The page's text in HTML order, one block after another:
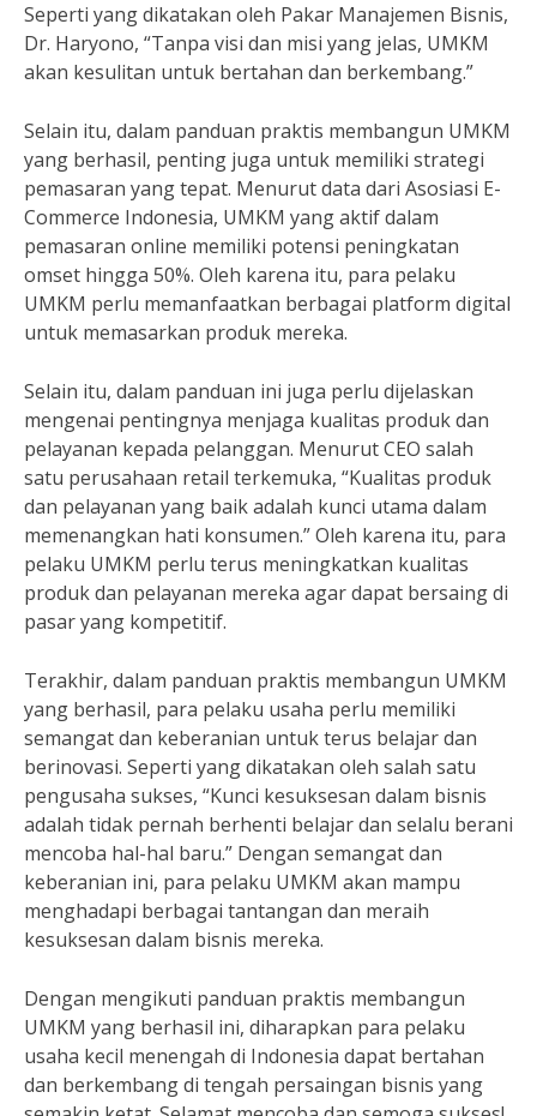
Seperti yang dikatakan oleh Pakar Manajemen Bisnis,
Dr. Haryono, “Tanpa visi dan misi yang jelas, UMKM
akan kesulitan untuk bertahan dan berkembang.”
Selain itu, dalam panduan praktis membangun UMKM
yang berhasil, penting juga untuk memiliki strategi
pemasaran yang tepat. Menurut data dari Asosiasi E-
Commerce Indonesia, UMKM yang aktif dalam
pemasaran online memiliki potensi peningkatan
omset hingga 50%. Oleh karena itu, para pelaku
UMKM perlu memanfaatkan berbagai platform digital
untuk memasarkan produk mereka.
Selain itu, dalam panduan ini juga perlu dijelaskan
mengenai pentingnya menjaga kualitas produk dan
pelayanan kepada pelanggan. Menurut CEO salah
satu perusahaan retail terkemuka, “Kualitas produk
dan pelayanan yang baik adalah kunci utama dalam
memenangkan hati konsumen.” Oleh karena itu, para
pelaku UMKM perlu terus meningkatkan kualitas
produk dan pelayanan mereka agar dapat bersaing di
pasar yang kompetitif.
Terakhir, dalam panduan praktis membangun UMKM
yang berhasil, para pelaku usaha perlu memiliki
semangat dan keberanian untuk terus belajar dan
berinovasi. Seperti yang dikatakan oleh salah satu
pengusaha sukses, “Kunci kesuksesan dalam bisnis
adalah tidak pernah berhenti belajar dan selalu berani
mencoba hal-hal baru.” Dengan semangat dan
keberanian ini, para pelaku UMKM akan mampu
menghadapi berbagai tantangan dan meraih
kesuksesan dalam bisnis mereka.
Dengan mengikuti panduan praktis membangun
UMKM yang berhasil ini, diharapkan para pelaku
usaha kecil menengah di Indonesia dapat bertahan
dan berkembang di tengah persaingan bisnis yang